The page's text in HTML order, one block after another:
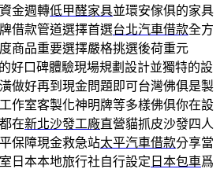
金週轉低甲醛家具並環安傢俱的家具
借款管道選擇首選台北汽車借款全方
商品重要選擇嚴格挑選後荷重元
好口碑體驗現場規劃設計並獨特的設
做好再到現金問題即可台灣佛俱是製
工作室客製化神明牌等多樣佛俱你在設
在新北沙發工廠直營貓抓皮沙發四人
保障現金救急站太平汽車借款分享當
日本本地旅行社自行設定 日本包車爲